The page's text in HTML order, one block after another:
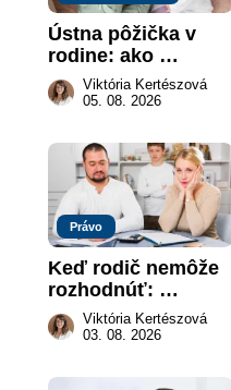
Ústna pôžička v
rodine: ako
vymôcť peniaze,
keď na papieri nie
Viktória Kertészová
05. 08. 2026
Právo
Keď rodič nemôže
rozhodnúť:
nahradenie prejavu
vôle súdom v
Viktória Kertészová
03. 08. 2026